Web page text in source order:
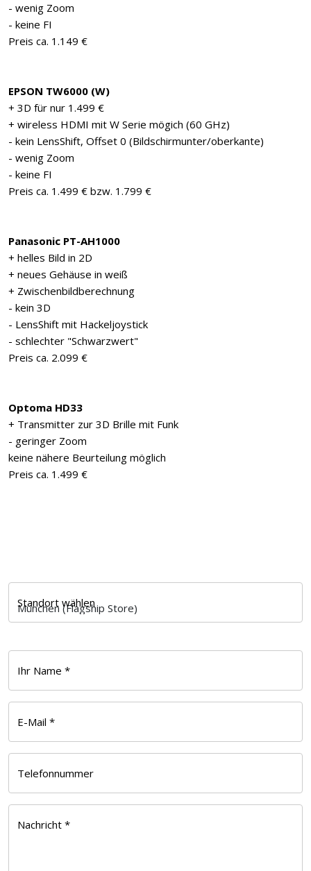
- wenig Zoom
- keine FI
Preis ca. 1.149 €
EPSON TW6000 (W)
+ 3D für nur 1.499 €
+ wireless HDMI mit W Serie mögich (60 GHz)
- kein LensShift, Offset 0 (Bildschirmunter/oberkante)
- wenig Zoom
- keine FI
Preis ca. 1.499 € bzw. 1.799 €
Panasonic PT-AH1000
+ helles Bild in 2D
+ neues Gehäuse in weiß
+ Zwischenbildberechnung
- kein 3D
- LensShift mit Hackeljoystick
- schlechter "Schwarzwert"
Preis ca. 2.099 €
Optoma HD33
+ Transmitter zur 3D Brille mit Funk
- geringer Zoom
keine nähere Beurteilung möglich
Preis ca. 1.499 €
Standort wählen
Ihr Name *
E-Mail *
Telefonnummer
Nachricht *